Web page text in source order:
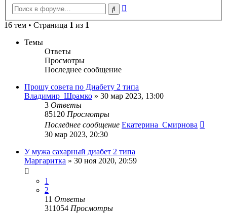
Поиск
16 тем • Страница 1 из 1
Темы
Ответы
Просмотры
Последнее сообщение
Прошу совета по Диабету 2 типа
Владимир_Шрамко » 30 мар 2023, 13:00
3 Ответы
85120 Просмотры
Последнее сообщение Екатерина_Смирнова
30 мар 2023, 20:30
У мужа сахарный диабет 2 типа
Маргаритка » 30 ноя 2020, 20:59
1
2
11 Ответы
311054 Просмотры